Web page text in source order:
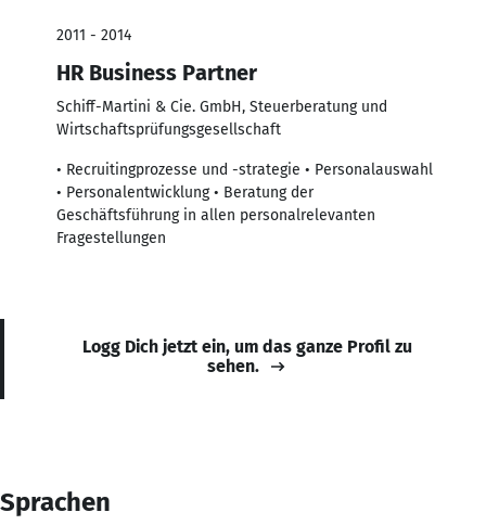
2011 - 2014
HR Business Partner
Schiff-Martini & Cie. GmbH, Steuerberatung und
Wirtschaftsprüfungsgesellschaft
• Recruitingprozesse und -strategie • Personalauswahl
• Personalentwicklung • Beratung der
Geschäftsführung in allen personalrelevanten
Fragestellungen
Logg Dich jetzt ein, um das ganze Profil zu
sehen.
Sprachen